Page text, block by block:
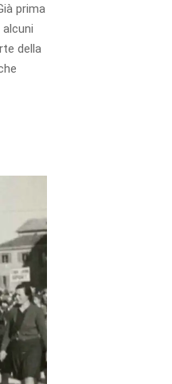
prima
della